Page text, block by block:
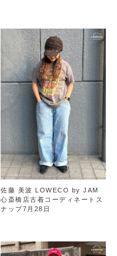
佐藤 美波 LOWECO by JAM
心斎橋店古着コーディネートス
ナップ7月28日